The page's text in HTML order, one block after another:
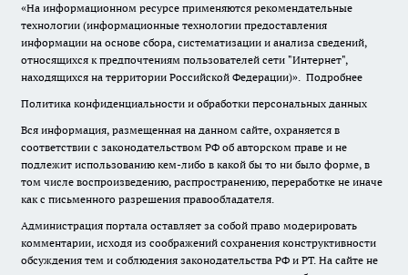
«На информационном ресурсе применяются рекомендательные
технологии (информационные технологии предоставления
информации на основе сбора, систематизации и анализа сведений,
относящихся к предпочтениям пользователей сети "Интернет",
находящихся на территории Российской Федерации)». Подробнее
Политика конфиденциальности и обработки персональных данных
Вся информация, размещенная на данном сайте, охраняется в
соответствии с законодательством РФ об авторском праве и не
подлежит использованию кем-либо в какой бы то ни было форме, в
том числе воспроизведению, распространению, переработке не иначе
как с письменного разрешения правообладателя.
Администрация портала оставляет за собой право модерировать
комментарии, исходя из соображений сохранения конструктивности
обсуждения тем и соблюдения законодательства РФ и РТ. На сайте не